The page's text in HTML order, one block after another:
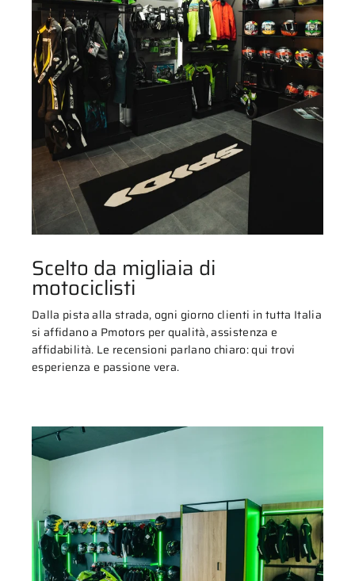
Scelto da migliaia di
motociclisti
Dalla pista alla strada, ogni giorno clienti in tutta Italia
si affidano a Pmotors per qualità, assistenza e
affidabilità. Le recensioni parlano chiaro: qui trovi
esperienza e passione vera.